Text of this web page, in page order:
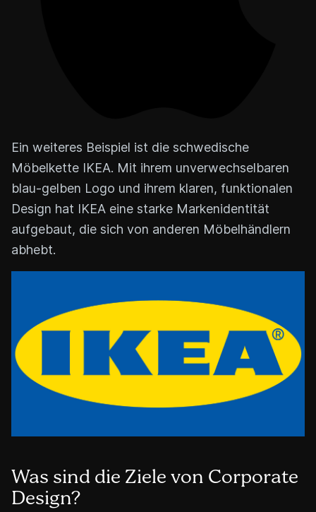
Ein weiteres Beispiel ist die schwedische
Möbelkette IKEA. Mit ihrem unverwechselbaren
blau-gelben Logo und ihrem klaren, funktionalen
Design hat IKEA eine starke Markenidentität
aufgebaut, die sich von anderen Möbelhändlern
abhebt.
Was sind die Ziele von Corporate
Design?